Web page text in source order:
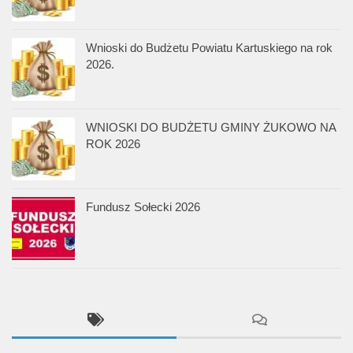
Wnioski do Budżetu Powiatu Kartuskiego na rok
2026.
WNIOSKI DO BUDŻETU GMINY ŻUKOWO NA
ROK 2026
Fundusz Sołecki 2026